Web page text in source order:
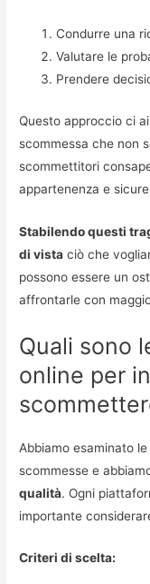
Condurre una
Valutare le
Prendere
Questo approccio ci
scommessa che non
scommettitori
appartenenza e
Stabilendo questi
di vista ciò che
possono essere un
affrontarle con
Quali sono
online per
Abbiamo esaminato
scommesse e
qualità. Ogni
importante
Criteri di scelta: